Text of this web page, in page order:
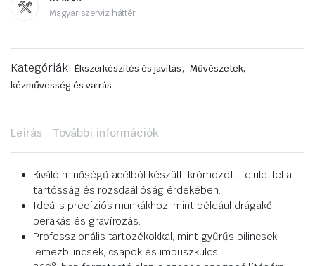
Magyar szerviz háttér
Kategóriák: Ékszerkészítés és javítás, Művészetek,
kézművesség és varrás
Leírás További információk
Kiváló minőségű acélból készült, krómozott felülettel a
tartósság és rozsdaállóság érdekében.
Ideális precíziós munkákhoz, mint például drágakő
berakás és gravírozás.
Professzionális tartozékokkal, mint gyűrűs bilincsek,
lemezbilincsek, csapok és imbuszkulcs.